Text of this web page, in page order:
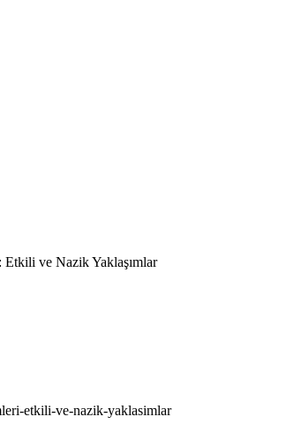
Etkili ve Nazik Yaklaşımlar
etkili-ve-nazik-yaklasimlar